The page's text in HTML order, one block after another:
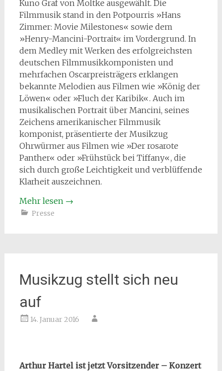
Kuno Graf von Moltke ausgewählt. Die
Filmmusik stand in den Potpourris »Hans
Zimmer: Movie Milestones« sowie dem
»Henry-Mancini-Portrait« im Vordergrund. In
dem Medley mit Werken des erfolgreichsten
deutschen Filmmusikkomponisten und
mehrfachen Oscarpreisträgers erklangen
bekannte Melodien aus Filmen wie »König der
Löwen« oder »Fluch der Karibik«. Auch im
musikalischen Portrait über Mancini, seines
Zeichens amerikanischer Filmmusik
komponist, präsentierte der Musikzug
Ohrwürmer aus Filmen wie »Der rosarote
Panther« oder »Frühstück bei Tiffany«, die
sich durch große Leichtigkeit und verblüffende
Klarheit auszeichnen.
Mehr lesen →
Presse
Musikzug stellt sich neu
auf
14. Januar 2016
Arthur Hartel ist jetzt Vorsitzender – Konzert